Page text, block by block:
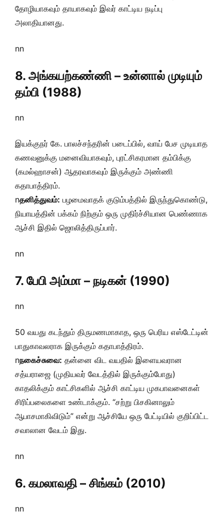
தோழியாகவும் தாயாகவும் இவர் காட்டிய நடிப்பு
அலாதியானது.
nn
8. அங்கயற்கண்ணி – உன்னால் முடியும்
தம்பி (1988)
nn
இயக்குநர் கே. பாலச்சந்தரின் படைப்பில், வாய் பேச முடியாத
கணவனுக்கு மனைவியாகவும், புரட்சிகரமான தம்பிக்கு
(கமல்ஹாசன்) ஆதரவாகவும் இருக்கும் அண்ணி
கதாபாத்திரம்.
nதனித்துவம்: பழமைவாதக் குடும்பத்தில் இருந்துகொண்டு,
நியாயத்தின் பக்கம் நிற்கும் ஒரு முதிர்ச்சியான பெண்ணாக
ஆச்சி இதில் ஜொலித்திருப்பார்.
nn
7. பேபி அம்மா – நடிகன் (1990)
nn
50 வயது கடந்தும் திருமணமாகாத, ஒரு பெரிய எஸ்டேட்டின்
பாதுகாவலராக இருக்கும் கதாபாத்திரம்.
nநகைச்சுவை: தன்னை விட வயதில் இளையவரான
சத்யராஜை (முதியவர் வேடத்தில் இருக்கும்போது)
காதலிக்கும் காட்சிகளில் ஆச்சி காட்டிய முகபாவனைகள்
சிரிப்பலைகளை உண்டாக்கும். “சற்று பிசகினாலும்
ஆபாசமாகிவிடும்” என்று ஆச்சியே ஒரு பேட்டியில் குறிப்பிட்ட
சவாலான வேடம் இது.
nn
6. கமலாவதி – சிங்கம் (2010)
nn